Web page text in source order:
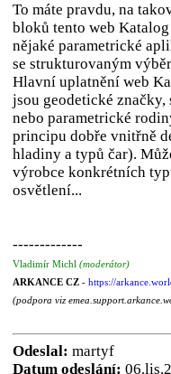
To máte pravdu, na
bloků tento web
nějaké parametrické
se strukturovaným
Hlavní uplatnění web
jsou geodetické
nebo parametrické
principu dobře vnitřně
hladiny a typů čar).
výrobce konkrétních
osvětlení...
-------------
Vladimír Michl (moderátor)
ARKANCE CZ- https://
(podpora viz
Odeslal: martyf
Datum odeslání: